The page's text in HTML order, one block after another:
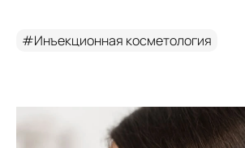
#Инъекционная косметология